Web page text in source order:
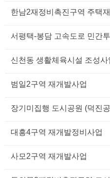
한남2재정비촉진구역 주택
서평택-봉담 고속도로 민간
신천동 생활체육시설 조성사
범일2구역 재개발사업
장기미집행 도시공원 (덕진
대흥4구역 재개발정비사업
사모2구역 재개발사업